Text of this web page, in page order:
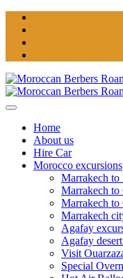
Home
About us
Hire Car
Morocco excursions
Marrakech to
Marrakech
Marrakech to
Marrakech
Agafay
Agafay
Visit
Special